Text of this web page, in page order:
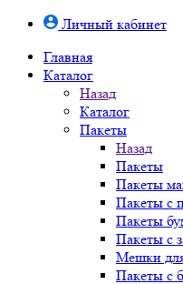
Личный кабинет
Главная
Каталог
Назад
Каталог
Пакеты
Назад
Пакеты
Пакеты
Пакеты с
Пакеты
Пакеты с
Мешки
Пакеты с